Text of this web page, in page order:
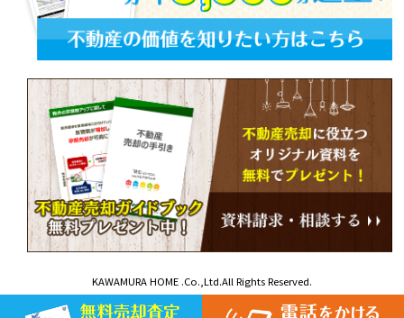
KAWAMURA HOME .Co.,Ltd.All Rights Reserved.